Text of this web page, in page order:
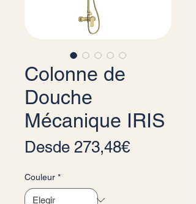
Colonne de
Douche
Mécanique IRIS
Desde 273,48€Precio de
Couleur *